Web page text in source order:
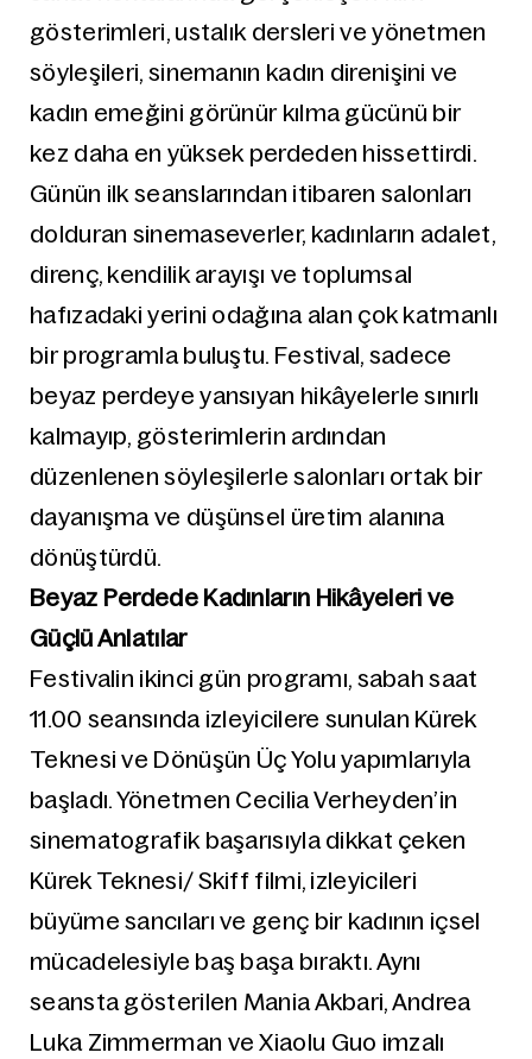
gösterimleri, ustalık dersleri ve yönetmen
söyleşileri, sinemanın kadın direnişini ve
kadın emeğini görünür kılma gücünü bir
kez daha en yüksek perdeden hissettirdi.
Günün ilk seanslarından itibaren salonları
dolduran sinemaseverler, kadınların adalet,
direnç, kendilik arayışı ve toplumsal
hafızadaki yerini odağına alan çok katmanlı
bir programla buluştu. Festival, sadece
beyaz perdeye yansıyan hikâyelerle sınırlı
kalmayıp, gösterimlerin ardından
düzenlenen söyleşilerle salonları ortak bir
dayanışma ve düşünsel üretim alanına
dönüştürdü.
Beyaz Perdede Kadınların Hikâyeleri ve
Güçlü Anlatılar
Festivalin ikinci gün programı, sabah saat
11.00 seansında izleyicilere sunulan Kürek
Teknesi ve Dönüşün Üç Yolu yapımlarıyla
başladı. Yönetmen Cecilia Verheyden’in
sinematografik başarısıyla dikkat çeken
Kürek Teknesi/ Skiff filmi, izleyicileri
büyüme sancıları ve genç bir kadının içsel
mücadelesiyle baş başa bıraktı. Aynı
seansta gösterilen Mania Akbari, Andrea
Luka Zimmerman ve Xiaolu Guo imzalı